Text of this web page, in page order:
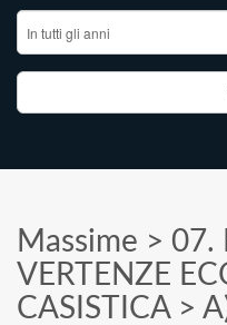
Massime > 07.
VERTENZE
CASISTICA>